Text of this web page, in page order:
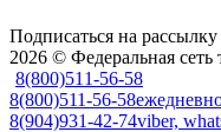
Подписаться на рассылку
2026 © Федеральная сеть
8(800)511-56-58
8(800)511-56-58
8(904)931-42-74viber,